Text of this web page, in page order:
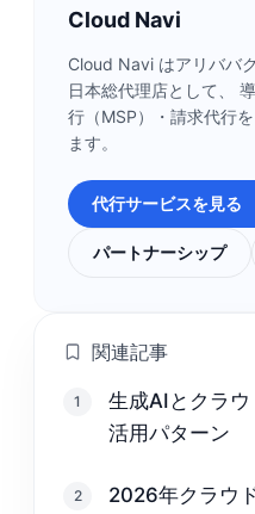
Cloud Navi
Cloud Navi はアリババ
日本総代理店として、
行（MSP）・請求代行
ます。
代行サービスを見る
パートナーシップ
関連記事
1
生成AIとクラ
活用パターン
2 2026年クラウ